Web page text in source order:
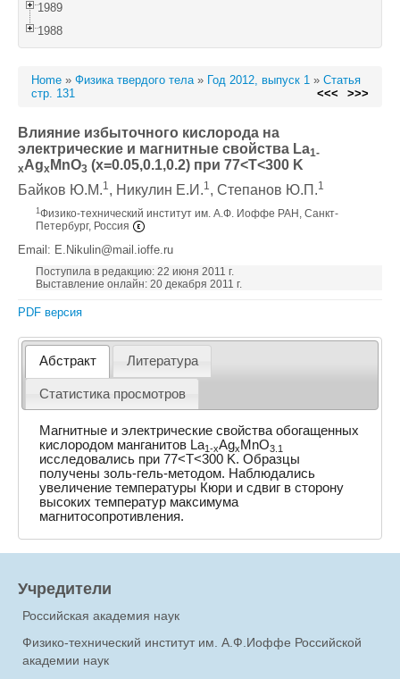
1989
1988
Home » Физика твердого тела» Год 2012, выпуск 1 » Статья
стр. 131
<<< >>>
Влияние избыточного кислорода на
электрические и магнитные свойства La1-
xAgx MnO3 (x=0.05,0.1,0.2) при 77<T<300 K
Байков Ю.М.1, Никулин Е.И.1, Степанов Ю.П.1
1 Физико-технический институт им. А.Ф. Иоффе РАН, Санкт-
Петербург, Россия
Email: E.Nikulin@mail.ioffe.ru
Поступила в редакцию: 22 июня 2011 г.
Выставление онлайн: 20 декабря 2011 г.
PDF версия
Абстракт Литература
Статистика просмотров
Магнитные и электрические свойства обогащенных
кислородом манганитов La1-xAgx MnO3.1
исследовались при 77<T<300 K. Образцы
получены золь-гель-методом. Наблюдались
увеличение температуры Кюри и сдвиг в сторону
высоких температур максимума
магнитосопротивления.
Учредители
Российская академия наук
Физико-технический институт им. А.Ф.Иоффе Российской
академии наук